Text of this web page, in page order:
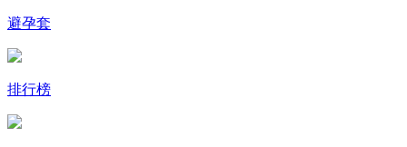
避孕套
排行榜